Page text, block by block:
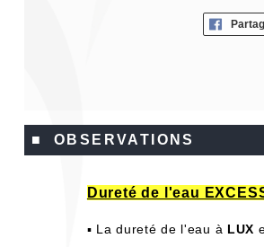
■ OBSERVATIONS
Dureté de l'eau
▪ La dureté de l'eau à LUX